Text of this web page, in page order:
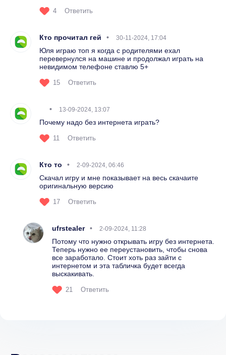
4 Ответить
Кто прочитал гей 30-11-2024, 17:04
Юля играю топ я когда с родителями ехал
перевернулся на машине и продолжал играть на
невидимом телефоне ставлю 5+
15 Ответить
13-09-2024, 13:07
Почему надо без интернета играть?
11 Ответить
Кто то 2-09-2024, 06:46
Скачал игру и мне показывает на весь скачаите
оригинальную версию
17 Ответить
ufrstealer 2-09-2024, 11:28
Потому что нужно открывать игру без интернета.
Теперь нужно ее переустановить, чтобы снова
все заработало. Стоит хоть раз зайти с
интернетом и эта табличка будет всегда
выскакивать.
21 Ответить